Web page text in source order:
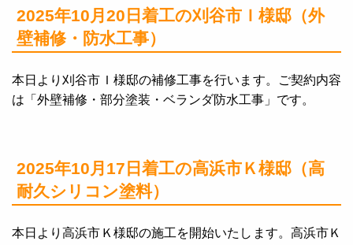
2025年10月20日着工の刈谷市Ｉ様邸（外
壁補修・防水工事）
本日より刈谷市Ｉ様邸の補修工事を行います。ご契約内容
は「外壁補修・部分塗装・ベランダ防水工事」です。
2025年10月17日着工の高浜市Ｋ様邸（高
耐久シリコン塗料）
本日より高浜市Ｋ様邸の施工を開始いたします。高浜市Ｋ